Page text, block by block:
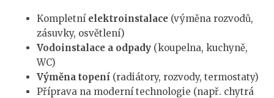
Kompletní elektroinstalace (výměna rozvodů,
zásuvky, osvětlení)
Vodoinstalace a odpady (koupelna, kuchyně,
WC)
Výměna topení (radiátory, rozvody, termostaty)
Příprava na moderní technologie (např. chytrá